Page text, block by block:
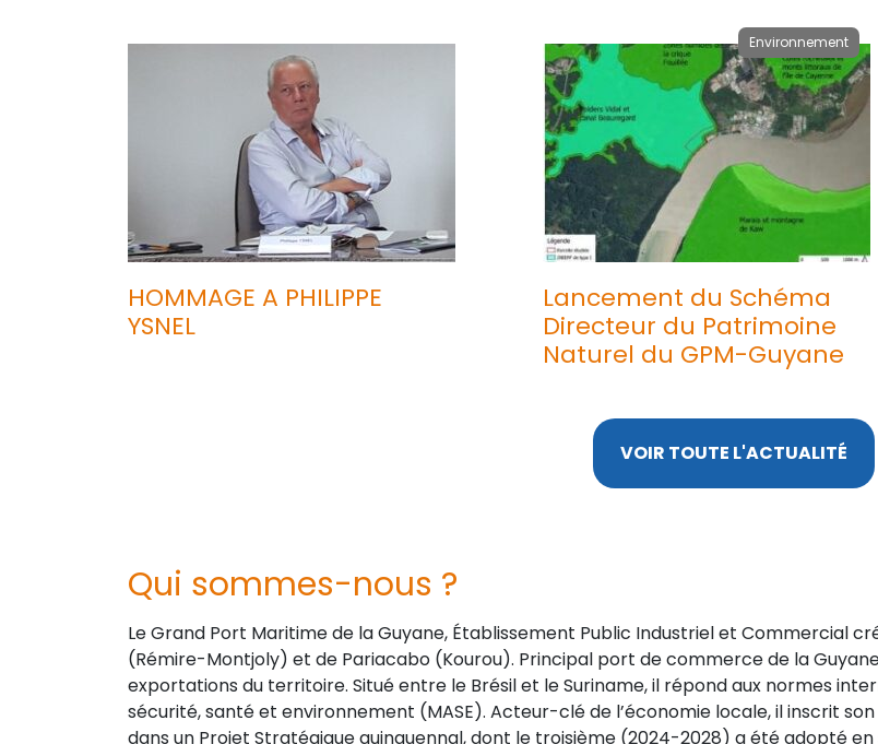
HOMMAGE A PHILIPPE
YSNEL
Environnement
Lancement du Schéma
Directeur du Patrimoine
Naturel du GPM-Guyane
VOIR TOUTE L'ACTUALITÉ
Qui sommes-nous ?
Le Grand Port Maritime de la Guyane, Établissement Public Industriel et Commercial
(Rémire-Montjoly) et de Pariacabo (Kourou). Principal port de commerce de la
exportations du territoire. Situé entre le Brésil et le Suriname, il répond aux normes
sécurité, santé et environnement (MASE). Acteur-clé de l’économie locale, il inscrit
dans un Projet Stratégique quinquennal, dont le troisième (2024-2028) a été adopté